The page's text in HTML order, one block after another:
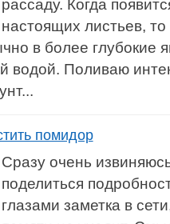
рассаду. Когда
настоящих листьев,
в более глубокие
водой. Поливаю
помидор
Сразу очень
поделиться
глазами заметка в